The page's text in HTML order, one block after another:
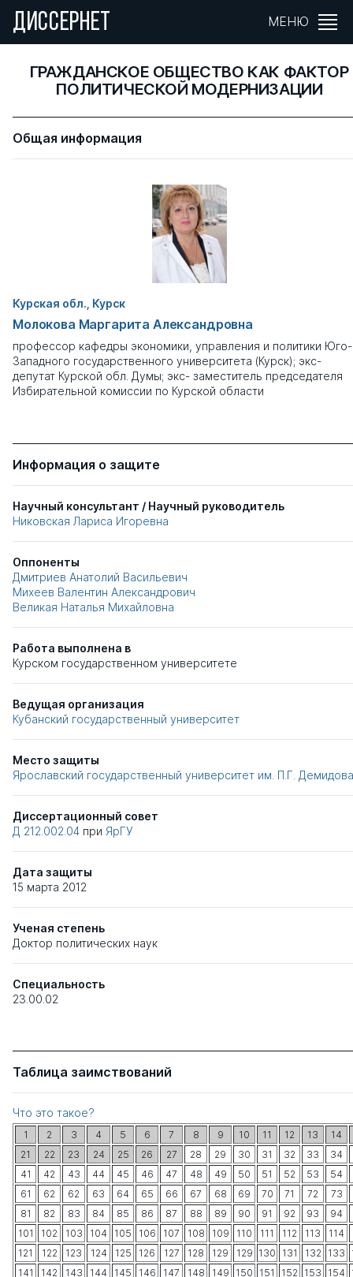
ДИССЕРНЕТ МЕНЮ
ГРАЖДАНСКОЕ ОБЩЕСТВО КАК ФАКТОР
ПОЛИТИЧЕСКОЙ МОДЕРНИЗАЦИИ
Общая информация
Курская обл., Курск
Молокова Маргарита Александровна
профессор кафедры экономики, управления и политики Юго-
Западного государственного университета (Курск); экс-
депутат Курской обл. Думы; экс- заместитель председателя
Избирательной комиссии по Курской области
Информация о защите
Научный консультант / Научный руководитель
Никовская Лариса Игоревна
Оппоненты
Дмитриев Анатолий Васильевич
Михеев Валентин Александрович
Великая Наталья Михайловна
Работа выполнена в
Курском государственном университете
Ведущая организация
Кубанский государственный университет
Место защиты
Ярославский государственный университет им. П.Г. Демидова
Диссертационный совет
Д 212.002.04 при ЯрГУ
Дата защиты
15 марта 2012
Ученая степень
Доктор политических наук
Специальность
23.00.02
Таблица заимствований
Что это такое?
1 2 3 4 5 6 7 8 9 10 11 12 13
14
21
22 23 24 25 26 27 28 29 30 31 32 33
34
41
42 43 44 45 46 47 48 49 50 51 52 53
54
61
62 62 63 64 65 66 67 68 69 70 71 72
73
81
82 83 84 85 86 87 88 89 90 91 92 93
94
101
102 103 104 105 106 107 108 109 110 111 112 113 114
121
122 123 124 125 126 127 128 129 129 130 131 132 133
141
142 143 144 145 146 147 148 149 150 151 152 153 154